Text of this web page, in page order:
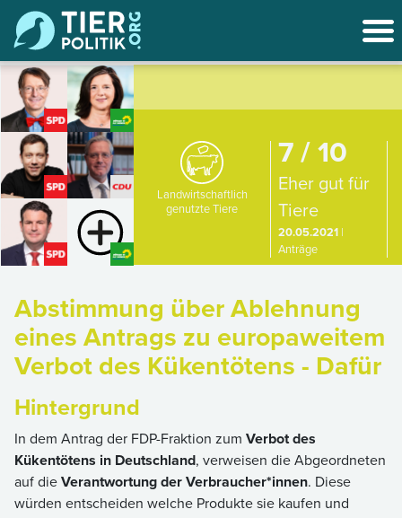
Landwirtschaftlich
genutzte Tiere
7 / 10
Eher gut für
Tiere
20.05.2021 |
Anträge
Abstimmung über Ablehnung
eines Antrags zu europaweitem
Verbot des Kükentötens - Dafür
Hintergrund
In dem Antrag der FDP-Fraktion zum Verbot des
Kükentötens in Deutschland, verweisen die Abgeordneten
auf dieVerantwortung der Verbraucher*innen. Diese
würden entscheiden welche Produkte sie kaufen und